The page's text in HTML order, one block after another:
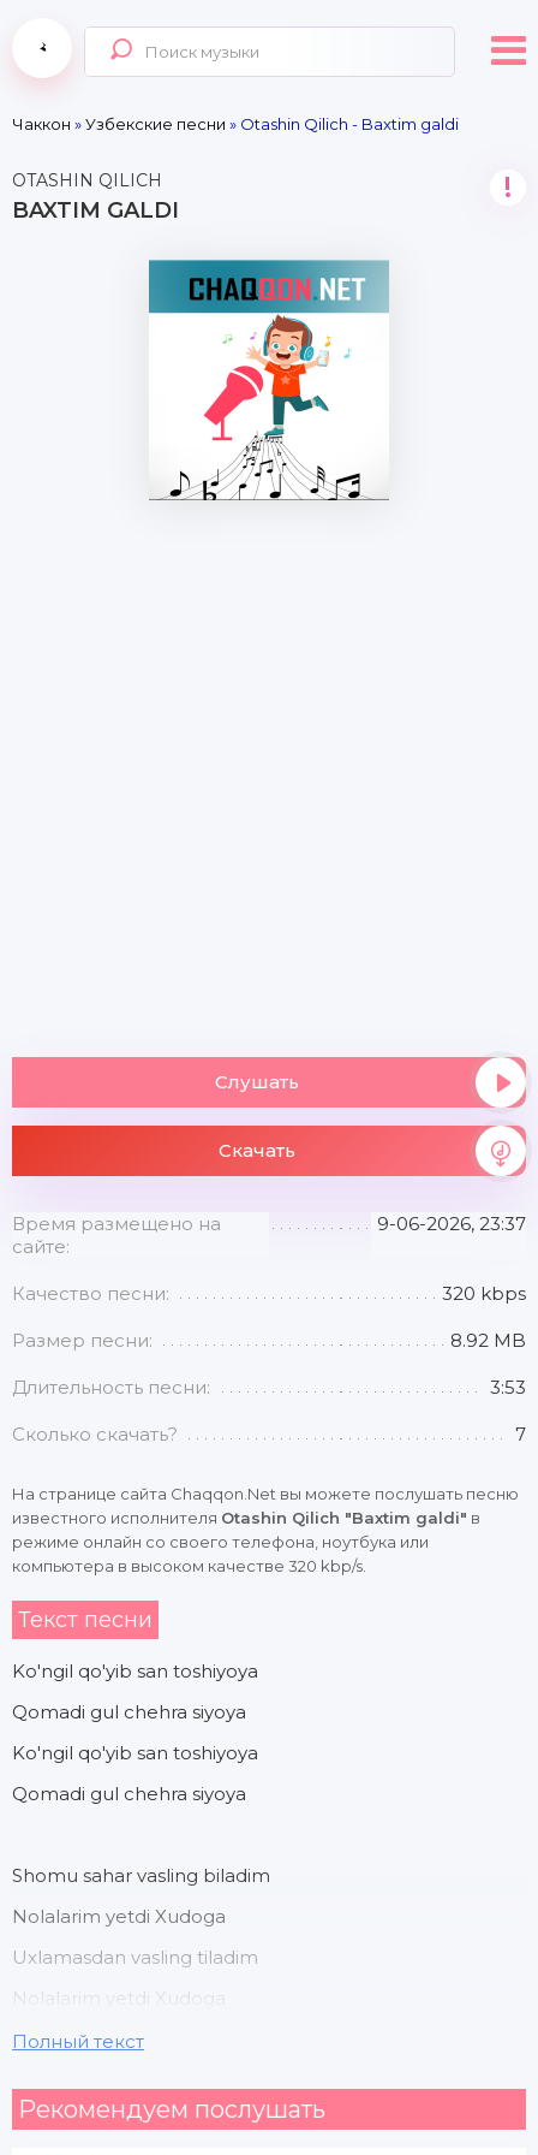
Чаккон »Узбекские песни » Otashin Qilich - Baxtim galdi
OTASHIN QILICH
BAXTIM GALDI
!
Слушать
Скачать
Время размещено на
сайте:
9-06-2026, 23:37
Качество песни: 320 kbps
Размер песни: 8.92 MB
Длительность песни: 3:53
Сколько скачать? 7
На странице сайта Chaqqon.Net вы можете послушать песню
известного исполнителя Otashin Qilich "Baxtim galdi" в
режиме онлайн со своего телефона, ноутбука или
компьютера в высоком качестве 320 kbp/s.
Текст песни
Ko'ngil qo'yib san toshiyoya
Qomadi gul chehra siyoya
Ko'ngil qo'yib san toshiyoya
Qomadi gul chehra siyoya
Shomu sahar vasling biladim
Nolalarim yetdi Xudoga
Uxlamasdan vasling tiladim
Nolalarim yetdi Xudoga
San dilbari janana yetdim
Полный текст
Рекомендуем послушать